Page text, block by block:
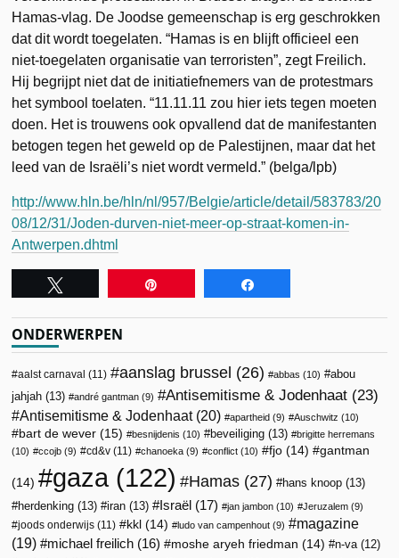
Hamas-vlag. De Joodse gemeenschap is erg geschrokken
dat dit wordt toegelaten. “Hamas is en blijft officieel een
niet-toegelaten organisatie van terroristen”, zegt Freilich.
Hij begrijpt niet dat de initiatiefnemers van de protestmars
het symbool toelaten. “11.11.11 zou hier iets tegen moeten
doen. Het is trouwens ook opvallend dat de manifestanten
betogen tegen het geweld op de Palestijnen, maar dat het
leed van de Israëli’s niet wordt vermeld.” (belga/lpb)
http://www.hln.be/hln/nl/957/Belgie/article/detail/583783/20
08/12/31/Joden-durven-niet-meer-op-straat-komen-in-
Antwerpen.dhtml
ONDERWERPEN
aalst carnaval (11) aanslag brussel (26) abbas (10)
abou
jahjah (13) andré gantman (9) Antisemitisme & Jodenhaat (23)
Antisemitisme & Jodenhaat(20) apartheid (9) Auschwitz (10)
bart de wever (15) besnijdenis (10) beveiliging (13)
brigitte herremans
(10)
ccojb (9) cd&v (11) chanoeka (9) conflict (10) fjo (14) gantman
(14) gaza (122) Hamas (27) hans knoop (13)
herdenking (13) iran (13) Israël (17) jan jambon (10) Jeruzalem (9)
joods onderwijs (11) kkl (14) ludo van campenhout (9)
magazine
(19)
michael freilich (16) moshe aryeh friedman (14) n-va (12)